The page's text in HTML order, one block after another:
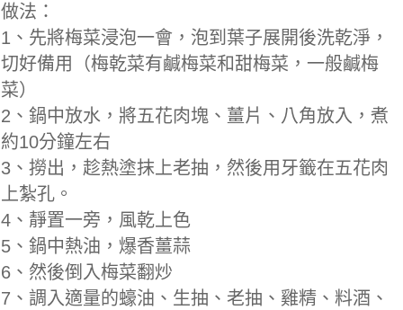
做法：
1、先將梅菜浸泡一會，泡到葉子展開後洗乾淨，
切好備用（梅乾菜有鹹梅菜和甜梅菜，一般鹹梅
菜）
2、鍋中放水，將五花肉塊、薑片、八角放入，煮
約10分鐘左右
3、撈出，趁熱塗抹上老抽，然後用牙籤在五花肉
上紮孔。
4、靜置一旁，風乾上色
5、鍋中熱油，爆香薑蒜
6、然後倒入梅菜翻炒
7、調入適量的蠔油、生抽、老抽、雞精、料酒、